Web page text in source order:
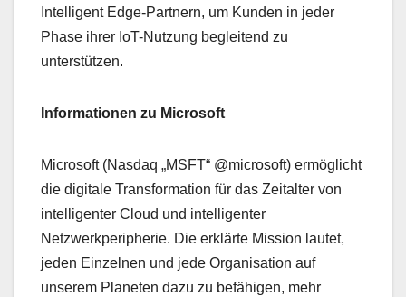
Intelligent Edge-Partnern, um Kunden in jeder
Phase ihrer IoT-Nutzung begleitend zu
unterstützen.
Informationen zu Microsoft
Microsoft (Nasdaq „MSFT“ @microsoft) ermöglicht
die digitale Transformation für das Zeitalter von
intelligenter Cloud und intelligenter
Netzwerkperipherie. Die erklärte Mission lautet,
jeden Einzelnen und jede Organisation auf
unserem Planeten dazu zu befähigen, mehr